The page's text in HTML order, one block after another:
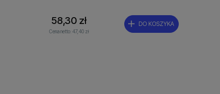
58,30 zł
Cena netto:47,40 zł
DO KOSZYKA